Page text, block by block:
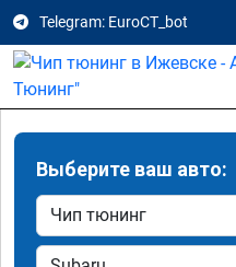
Telegram: EuroCT_bot
Выберите ваш авто: